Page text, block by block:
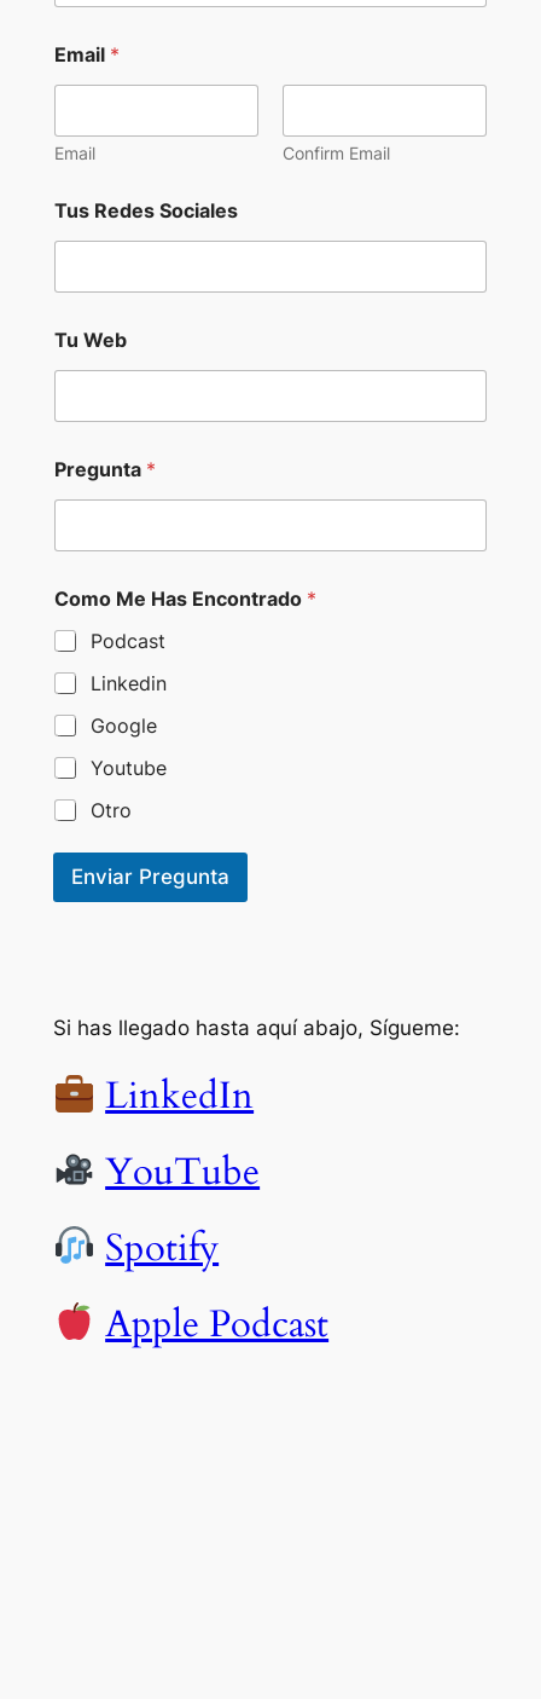
o
n
t
a
d
S
c
a
e
s
Email *
Email Confirm Email
Tus Redes Sociales
Tu Web
Pregunta *
Como Me Has Encontrado *
Podcast
Linkedin
Google
Youtube
Otro
Enviar Pregunta
Si has llegado hasta aquí abajo, Sígueme:
LinkedIn
YouTube
Spotify
Apple Podcast